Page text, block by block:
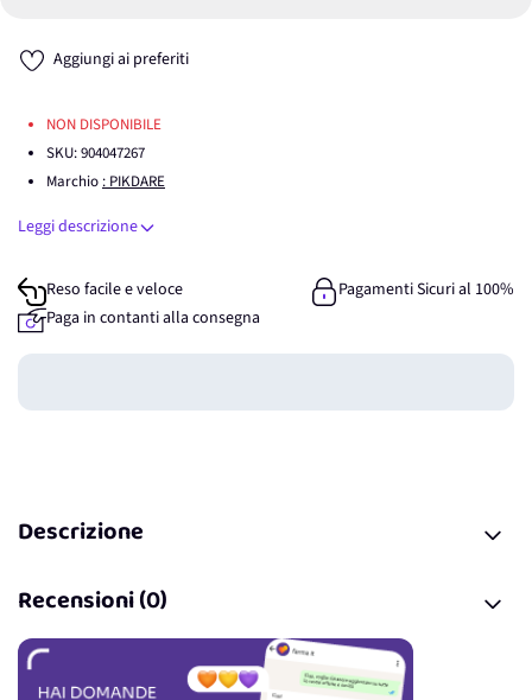
Aggiungi ai preferiti
NON DISPONIBILE
SKU:904047267
Marchio : PIKDARE
Leggi descrizione
Reso facile e veloce
Pagamenti Sicuri al 100%
Paga in contanti alla consegna
Guadagna
Descrizione
Recensioni (0)